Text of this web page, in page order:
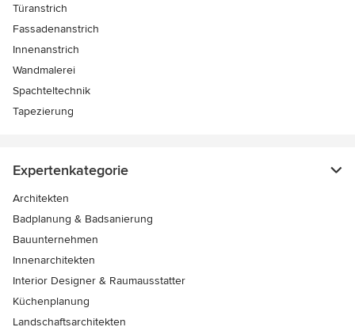
Türanstrich
Fassadenanstrich
Innenanstrich
Wandmalerei
Spachteltechnik
Tapezierung
Expertenkategorie
Architekten
Badplanung & Badsanierung
Bauunternehmen
Innenarchitekten
Interior Designer & Raumausstatter
Küchenplanung
Landschaftsarchitekten